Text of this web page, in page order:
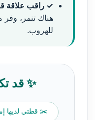
✓ راقب علاقة
هناك تنمر، وفر
للهروب.
✨ قد
✂️ قطتي لديها